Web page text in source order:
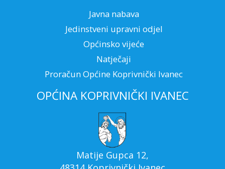
Javna nabava
Jedinstveni upravni odjel
Općinsko vijeće
Natječaji
Proračun Općine Koprivnički Ivanec
OPĆINA KOPRIVNIČKI IVANEC
Matije Gupca 12,